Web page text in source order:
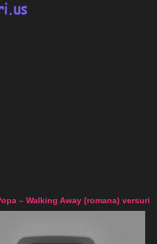
– Walking Away (romana) versuri